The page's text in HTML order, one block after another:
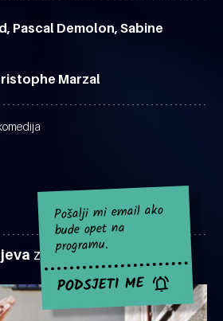
Pascal Demolon, Sabine
Marzal
za sad nema najavljenih
Pošalji mi email ako
bude opet na
programu.
PODSJETI ME